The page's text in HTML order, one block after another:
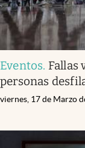
Eventos. Fallas
personas
viernes, 17 de Marzo